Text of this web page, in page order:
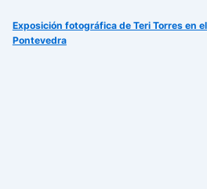
Exposición fotográfica de Teri Torres en
Pontevedra